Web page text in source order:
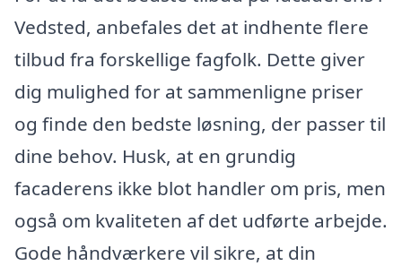
Vedsted, anbefales det at indhente flere
tilbud fra forskellige fagfolk. Dette giver
dig mulighed for at sammenligne priser
og finde den bedste løsning, der passer til
dine behov. Husk, at en grundig
facaderens ikke blot handler om pris, men
også om kvaliteten af det udførte arbejde.
Gode håndværkere vil sikre, at din